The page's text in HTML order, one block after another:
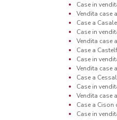
Case in
Vendita case
Case a
Case in
Vendita case
Case a
Case in
Vendita case
Case a
Case in
Vendita case
Case a Cison
Case in